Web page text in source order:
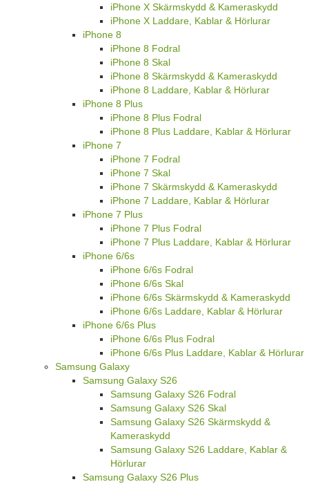
iPhone X Skärmskydd & Kameraskydd
iPhone X Laddare, Kablar & Hörlurar
iPhone 8
iPhone 8 Fodral
iPhone 8 Skal
iPhone 8 Skärmskydd & Kameraskydd
iPhone 8 Laddare, Kablar & Hörlurar
iPhone 8 Plus
iPhone 8 Plus Fodral
iPhone 8 Plus Laddare, Kablar & Hörlurar
iPhone 7
iPhone 7 Fodral
iPhone 7 Skal
iPhone 7 Skärmskydd & Kameraskydd
iPhone 7 Laddare, Kablar & Hörlurar
iPhone 7 Plus
iPhone 7 Plus Fodral
iPhone 7 Plus Laddare, Kablar & Hörlurar
iPhone 6/6s
iPhone 6/6s Fodral
iPhone 6/6s Skal
iPhone 6/6s Skärmskydd & Kameraskydd
iPhone 6/6s Laddare, Kablar & Hörlurar
iPhone 6/6s Plus
iPhone 6/6s Plus Fodral
iPhone 6/6s Plus Laddare, Kablar & Hörlurar
Samsung Galaxy
Samsung Galaxy S26
Samsung Galaxy S26 Fodral
Samsung Galaxy S26 Skal
Samsung Galaxy S26 Skärmskydd &
Kameraskydd
Samsung Galaxy S26 Laddare, Kablar &
Hörlurar
Samsung Galaxy S26 Plus